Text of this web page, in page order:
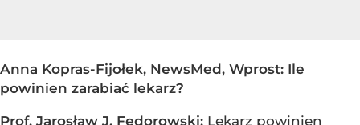
Anna Kopras-Fijołek, NewsMed, Wprost: Ile
powinien zarabiać lekarz?
Prof. Jarosław J. Fedorowski: Lekarz powinien